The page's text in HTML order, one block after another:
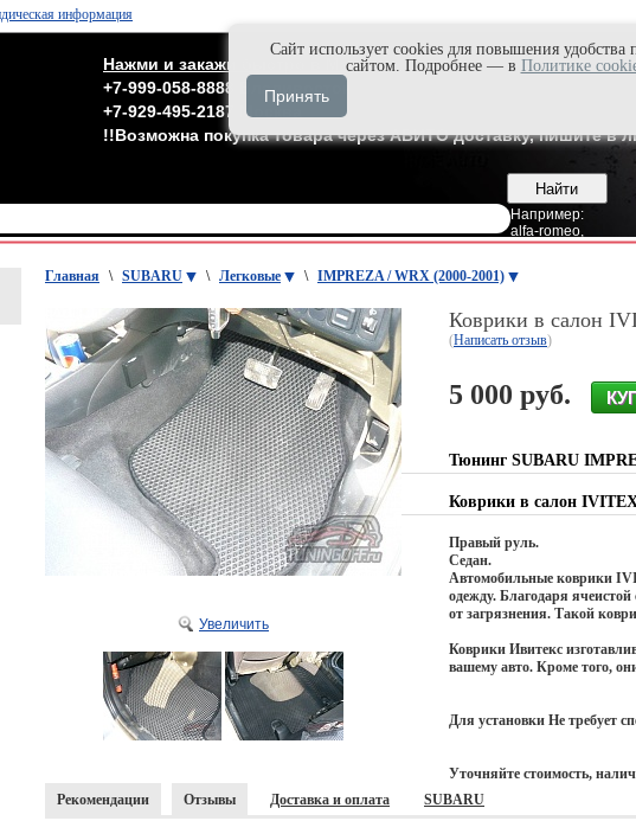
информация
Нажми и закажи быстро в Max'е
+7-999-058-8888
Владивосток
+7-929-495-2187
Москва
!!Возможна покупка товара через АВИТО доставку, пишите в
Например:
alfa-romeo,
Главная \ SUBARU \ Легковые \ IMPREZA / WRX (2000-2001)
Увеличить
Коврики в салон
(Написать отзыв)
5 000 руб.
Тюнинг SUBARU
Коврики в салон
Правый руль.
Седан.
Автомобильные коврики
одежду. Благодаря
от загрязнения. Такой
Коврики Ивитекс
вашему авто. Кроме того,
Для установки Не требует
Уточняйте стоимость,
Рекомендации
Отзывы Доставка и оплата SUBARU
Cайт использует cookies для повышения удобства
сайтом. Подробнее — в Политике
Принять